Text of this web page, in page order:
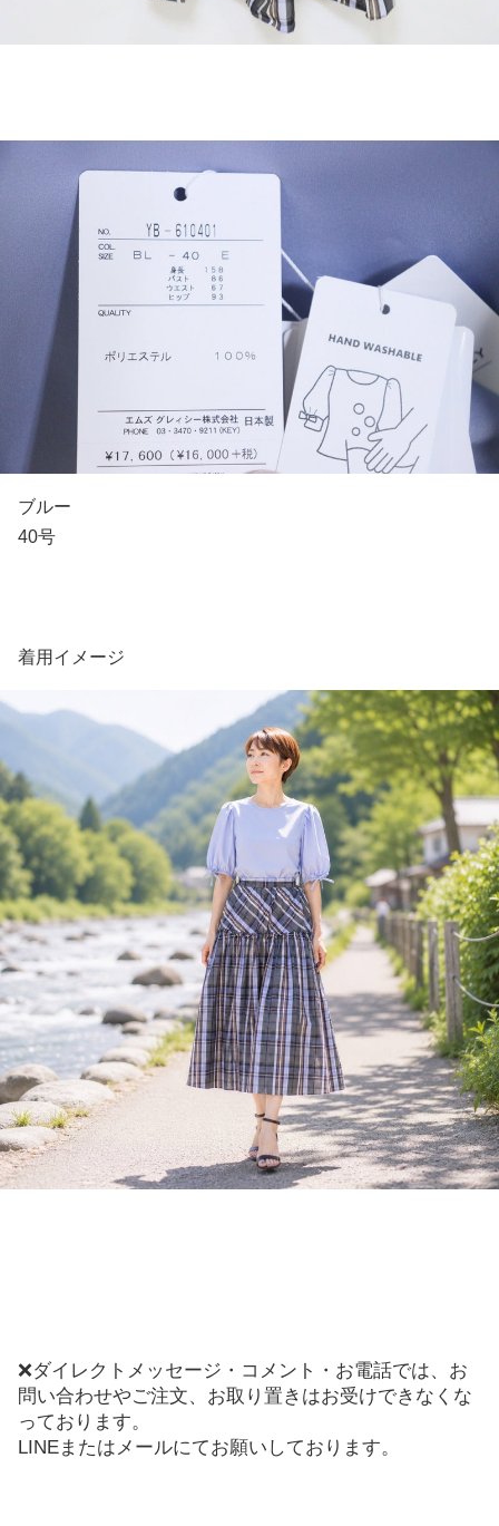
ブルー
40号
着用イメージ
❌ダイレクトメッセージ・コメント・お電話では、お
問い合わせやご注文、お取り置きはお受けできなくな
っております。
LINEまたはメールにてお願いしております。